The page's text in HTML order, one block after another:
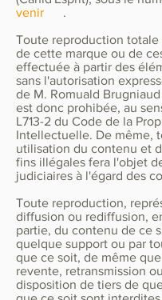
venir .
Toute reproduction
de cette marque ou de
effectuée à partir des
sans l'autorisation
de M. Romuald
est donc prohibée, au
L713-2 du Code de la
Intellectuelle. De même,
utilisation du contenu et
fins illégales fera l'objet
judiciaires à l'égard des
Toute reproduction,
diffusion ou rediffusion,
partie, du contenu de ce
quelque support ou par
que ce soit, de même
revente, retransmission
disposition de tiers de